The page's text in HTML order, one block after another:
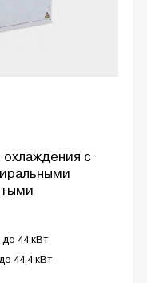
с
44 кВт
44,4 кВт